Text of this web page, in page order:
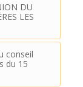
DU
LES
conseil
du 15